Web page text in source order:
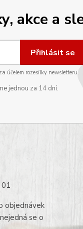
akce a
Přihlásit se
účelem rozesílky newsletteru.
jednou za 14 dní.
objednávek
se o